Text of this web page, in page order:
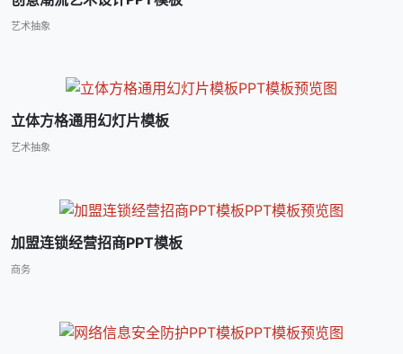
艺术抽象
立体方格通用幻灯片模板
艺术抽象
加盟连锁经营招商PPT模板
商务